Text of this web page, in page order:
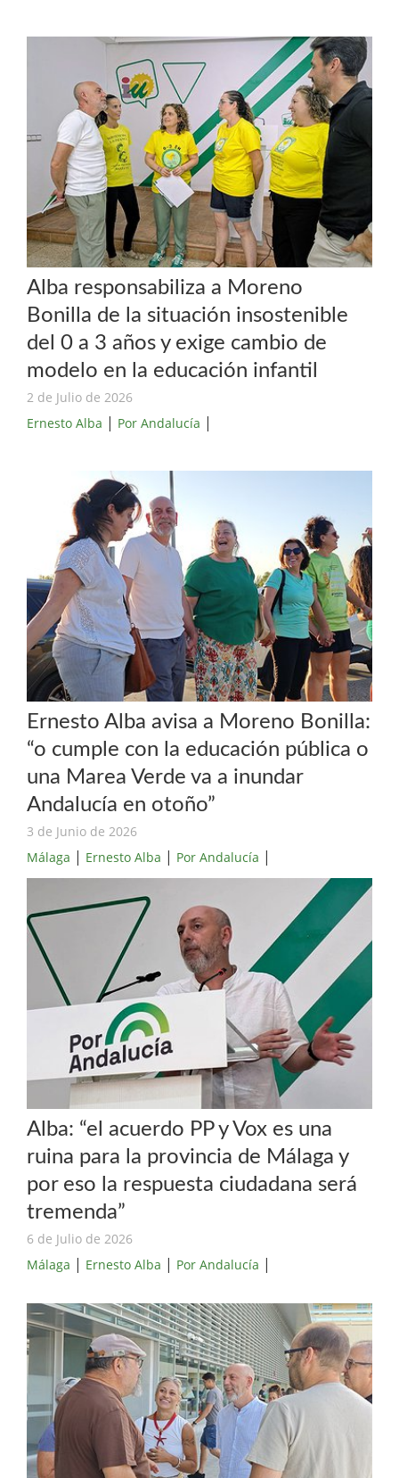
Alba responsabiliza a Moreno
Bonilla de la situación insostenible
del 0 a 3 años y exige cambio de
modelo en la educación infantil
2 de Julio de 2026
Ernesto Alba | Por Andalucía |
Ernesto Alba avisa a Moreno Bonilla:
“o cumple con la educación pública o
una Marea Verde va a inundar
Andalucía en otoño”
3 de Junio de 2026
Málaga | Ernesto Alba | Por Andalucía |
Alba: “el acuerdo PP y Vox es una
ruina para la provincia de Málaga y
por eso la respuesta ciudadana será
tremenda”
6 de Julio de 2026
Málaga | Ernesto Alba | Por Andalucía |